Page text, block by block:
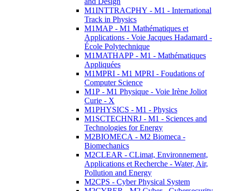
M1INTTRACPHY - M1 - International
Track in Physics
M1MAP - M1 Mathématiques et
Applications - Voie Jacques Hadamard -
École Polytechnique
M1MATHAPP - M1 - Mathématiques
Appliquées
M1MPRI - M1 MPRI - Foudations of
Computer Science
M1P - M1 Physique - Voie Irène Joliot
Curie - X
M1PHYSICS - M1 - Physics
M1SCTECHNRJ - M1 - Sciences and
Technologies for Energy
M2BIOMECA - M2 Biomeca -
Biomechanics
M2CLEAR - CLimat, Environnement,
Applications et Recherche - Water, Air,
Pollution and Energy
M2CPS - Cyber Physical System